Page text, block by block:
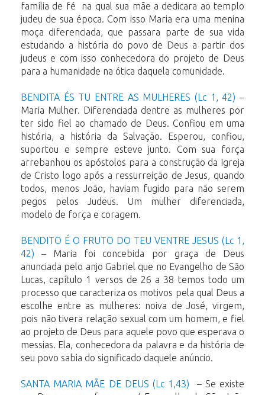
família de fé na qual sua mãe a dedicara ao templo
judeu de sua época. Com isso Maria era uma menina
moça diferenciada, que passara parte de sua vida
estudando a história do povo de Deus a partir dos
judeus e com isso conhecedora do projeto de Deus
para a humanidade na ótica daquela comunidade.
BENDITA ÉS TU ENTRE AS MULHERES (Lc 1, 42) –
Maria Mulher. Diferenciada dentre as mulheres por
ter sido fiel ao chamado de Deus. Confiou em uma
história, a história da Salvação. Esperou, confiou,
suportou e sempre esteve junto. Com sua força
arrebanhou os apóstolos para a construção da Igreja
de Cristo logo após a ressurreição de Jesus, quando
todos, menos João, haviam fugido para não serem
pegos pelos Judeus. Um mulher diferenciada,
modelo de força e coragem.
BENDITO É O FRUTO DO TEU VENTRE JESUS (Lc 1,
42) – Maria foi concebida por graça de Deus
anunciada pelo anjo Gabriel que no Evangelho de São
Lucas, capítulo 1 versos de 26 a 38 temos todo um
processo que caracteriza os motivos pela qual Deus a
escolhe entre as mulheres: noiva de José, virgem,
pois não tivera relação sexual com um homem, e fiel
ao projeto de Deus para aquele povo que esperava o
messias. Ela, conhecedora da palavra e da história de
seu povo sabia do significado daquele anúncio.
SANTA MARIA MÃE DE DEUS (Lc 1,43) – Se existe